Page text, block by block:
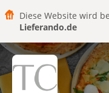
Diese Website wird
Lieferando.de